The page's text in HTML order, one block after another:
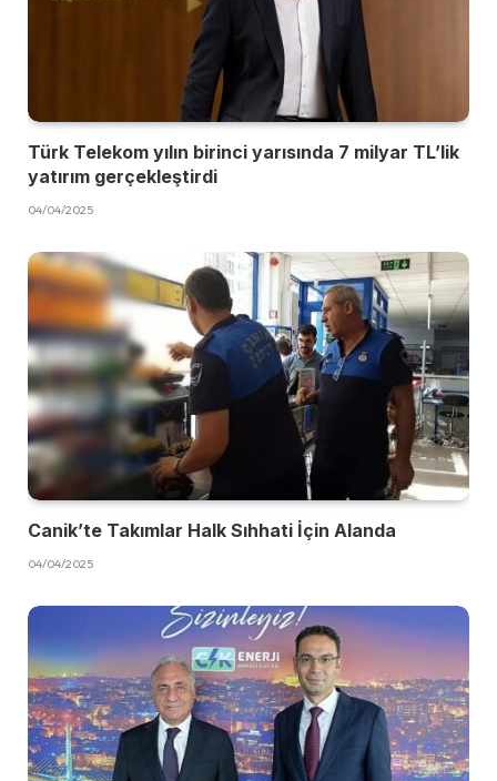
Türk Telekom yılın birinci yarısında 7 milyar TL’lik
yatırım gerçekleştirdi
04/04/2025
Canik’te Takımlar Halk Sıhhati İçin Alanda
04/04/2025